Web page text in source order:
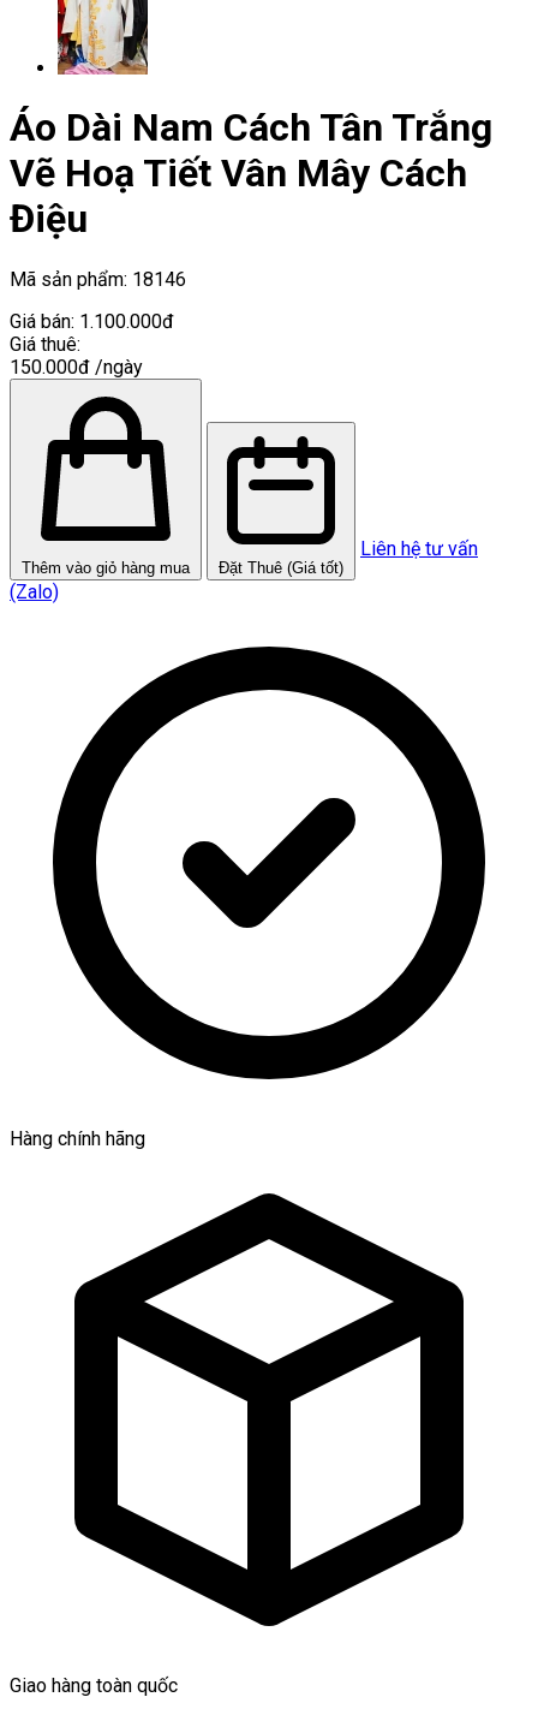
Áo Dài Nam Cách Tân Trắng
Vẽ Hoạ Tiết Vân Mây Cách
Điệu
Mã sản phẩm: 18146
Giá bán: 1.100.000đ
Giá thuê:
150.000đ /ngày
Thêm vào giỏ hàng mua Đặt Thuê (Giá tốt)
Liên hệ tư vấn
(Zalo)
Hàng chính hãng
Giao hàng toàn quốc